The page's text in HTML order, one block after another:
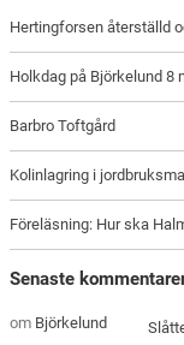
Hertingforsen återställd
Holkdag på Björkelund 8
Barbro Toftgård
Kolinlagring i
Föreläsning: Hur ska
Senaste
om Björkelund